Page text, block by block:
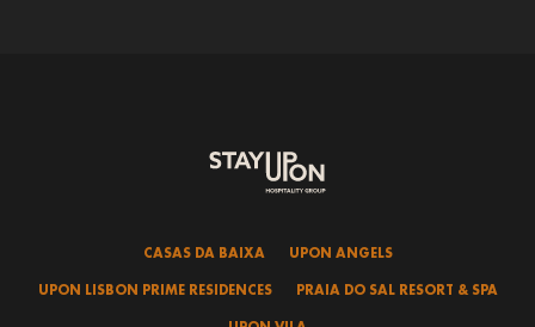
CASAS DA BAIXA
UPON ANGELS
UPON LISBON PRIME RESIDENCES
PRAIA DO SAL RESORT & SPA